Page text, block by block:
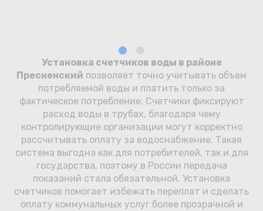
Установка счетчиков воды в районе
Пресненский позволяет точно учитывать объем
потребляемой воды и платить только за
фактическое потребление. Счетчики фиксируют
расход воды в трубах, благодаря чему
контролирующие организации могут корректно
рассчитывать оплату за водоснабжение. Такая
система выгодна как для потребителей, так и для
государства, поэтому в России передача
показаний стала обязательной. Установка
счетчиков помогает избежать переплат и сделать
оплату коммунальных услуг более прозрачной и